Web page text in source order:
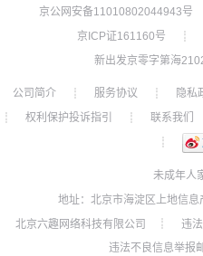
京公网安备11010802044943号
京ICP证161160号
┊
新出发京零字第海
公司简介 ┊ 服务协议 ┊ 隐私
┊
权利保护投诉指引 ┊ 联系我们
┊
未成年人
地址：北京市海淀区上地信
北京六趣网络科技有限公司
┊ 违
违法不良信息举报